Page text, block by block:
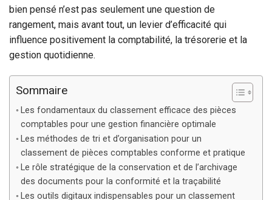
bien pensé n’est pas seulement une question de
rangement, mais avant tout, un levier d’efficacité qui
influence positivement la comptabilité, la trésorerie et la
gestion quotidienne.
Sommaire
Les fondamentaux du classement efficace des pièces
comptables pour une gestion financière optimale
Les méthodes de tri et d’organisation pour un
classement de pièces comptables conforme et pratique
Le rôle stratégique de la conservation et de l’archivage
des documents pour la conformité et la traçabilité
Les outils digitaux indispensables pour un classement